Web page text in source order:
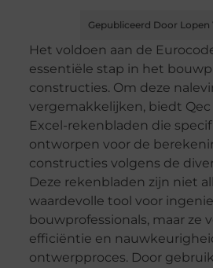
Gepubliceerd Door Lopen
Het voldoen aan de
essentiële stap in het
constructies. Om deze
vergemakkelijken, biedt
Excel-rekenbladen die
ontworpen voor de
constructies volgens de
Deze rekenbladen zijn niet
waardevolle tool voor
bouwprofessionals, maar ze
efficiëntie en
ontwerpproces. Door